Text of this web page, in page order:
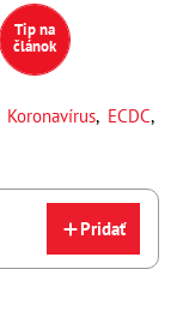
Tip na
článok
Koronavírus, ECDC,
Pridať